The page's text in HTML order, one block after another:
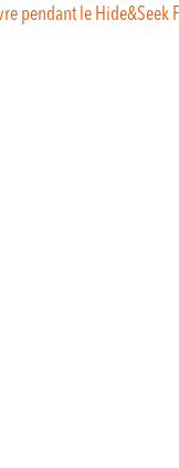
pendant le Hide&Seek